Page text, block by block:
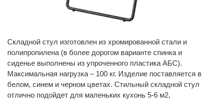
Складной стул изготовлен из хромированной стали и
полипропилена (в более дорогом варианте спинка и
сиденье выполнены из упроченного пластика АБС).
Максимальная нагрузка – 100 кг. Изделие поставляется в
белом, синем и черном цветах. Стильный складной стул
отлично подойдет для маленьких кухонь 5-6 м2,